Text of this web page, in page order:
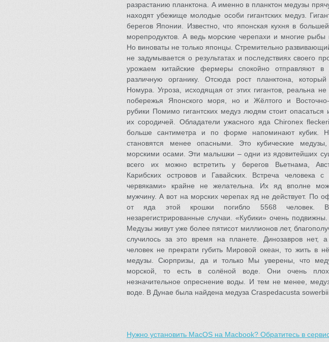
разрастанию планктона. А именно в планктон медузы
находят убежище молодые особи гигантских медуз.
берегов Японии. Известно, что японская кухня в
морепродуктов. А ведь морские черепахи и многие рыбы
Но виноваты не только японцы. Стремительно
не задумывается о результатах и последствиях своего
урожаем китайские фермеры спокойно отправляют
различную органику. Отсюда рост планктона,
Номура. Угроза, исходящая от этих гигантов, реальна
побережья Японского моря, но и Жёлтого и Восточно-
рубики Помимо гигантских медуз людям стоит
их сородичей. Обладатели ужасного яда Chironex
больше сантиметра и по форме напоминают кубик.
становятся менее опасными. Это кубические
морскими осами. Эти малышки – одни из ядовитейших
всего их можно встретить у берегов Вьетнама,
Карибских островов и Гавайских. Встреча человека
червяками» крайне не желательна. Их яд вполне
мужчину. А вот на морских черепах яд не действует. По
от яда этой крошки погибло 5568 человек.
незарегистрированные случаи. «Кубики» очень
Медузы живут уже более пятисот миллионов лет,
случилось за это время на планете. Динозавров нет,
человек не прекрати губить Мировой океан, то жить в
медузы. Сюрпризы, да и только Мы уверены, что
морской, то есть в солёной воде. Они очень
незначительное опреснение воды. И тем не менее,
воде. В Дунае была найдена медуза Craspedacusta sowerbii.
Нужно установить MacOS на Macbook? Обратитесь в